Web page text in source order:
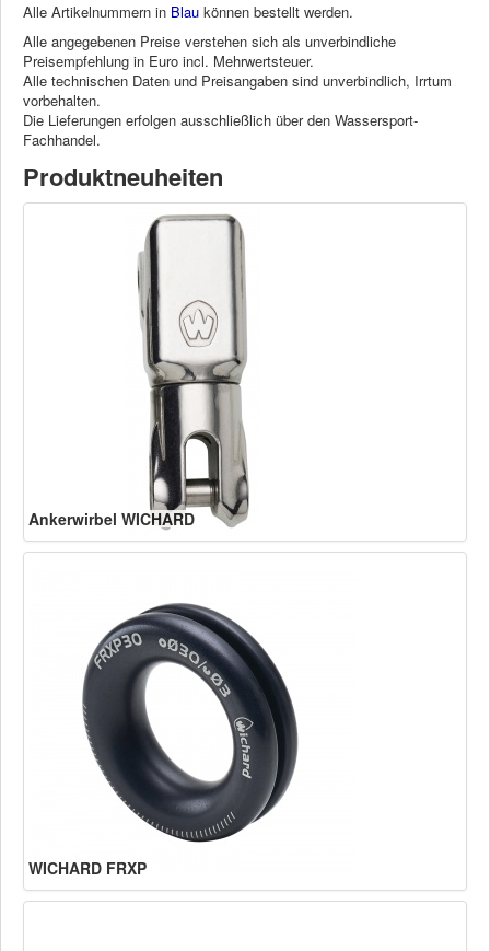
Alle Artikelnummern in Blau können bestellt werden.
Alle angegebenen Preise verstehen sich als unverbindliche
Preisempfehlung in Euro incl. Mehrwertsteuer.
Alle technischen Daten und Preisangaben sind unverbindlich, Irrtum
vorbehalten.
Die Lieferungen erfolgen ausschließlich über den Wassersport-
Fachhandel.
Produktneuheiten
Ankerwirbel WICHARD
WICHARD FRXP